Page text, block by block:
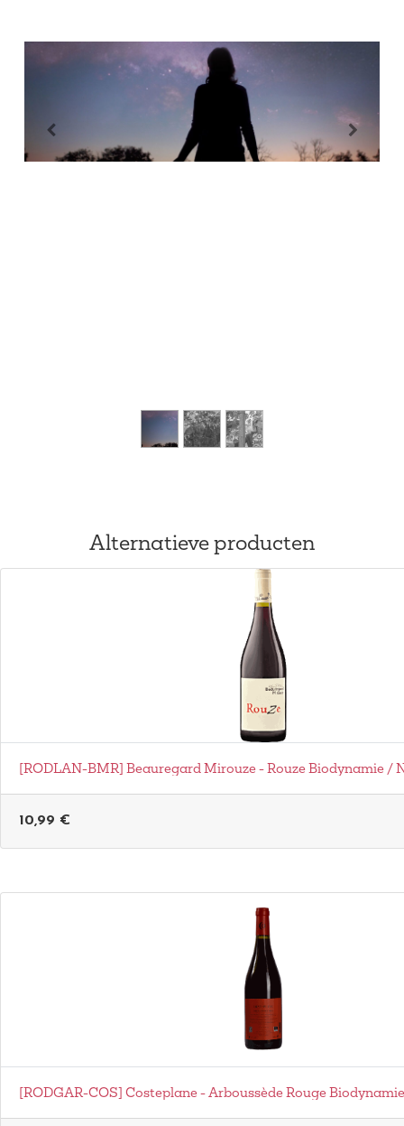
Alternatieve producten
[RODLAN-BMR] Beauregard Mirouze - Rouze Biodynamie /
10,99 €
[RODGAR-COS] Costeplane - Arboussède Rouge Biodynamie